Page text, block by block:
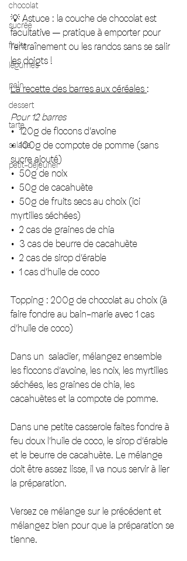
chocolat
sucrée
fruits
légumes
pain
dessert
tarte
salade
petit-déjeuner
💡 Astuce : la couche de chocolat est
facultative — pratique à emporter pour
l’entraînement ou les randos sans se salir
les doigts !
La recette des barres aux céréales :
Pour 12 barres
•⁠  ⁠120g de flocons d’avoine
•⁠  ⁠100g de compote de pomme (sans
sucre ajouté)
•⁠  ⁠50g de noix
•⁠  ⁠50g de cacahuète
•⁠  ⁠50g de fruits secs au choix (ici
myrtilles séchées)
•⁠  ⁠2 cas de graines de chia
•⁠  ⁠3 cas de beurre de cacahuète
•⁠  ⁠2 cas de sirop d’érable
•⁠  ⁠1 cas d’huile de coco
Topping : 200g de chocolat au choix (à
faire fondre au bain-marie avec 1 cas
d’huile de coco)
Dans un  saladier, mélangez ensemble
les flocons d’avoine, les noix, les myrtilles
séchées, les graines de chia, les
cacahuètes et la compote de pomme.
Dans une petite casserole faites fondre à
feu doux l’huile de coco, le sirop d’érable
et le beurre de cacahuète. Le mélange
doit être assez lisse, il va nous servir à lier
la préparation.
Versez ce mélange sur le précédent et
mélangez bien pour que la préparation se
tienne.